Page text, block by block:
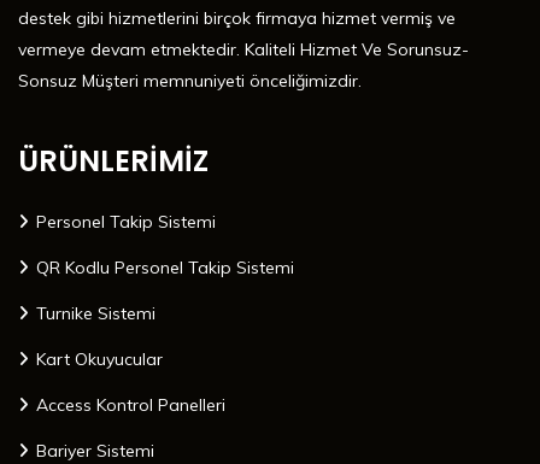
destek gibi hizmetlerini birçok firmaya hizmet vermiş ve
vermeye devam etmektedir. Kaliteli Hizmet Ve Sorunsuz-
Sonsuz Müşteri memnuniyeti önceliğimizdir.
ÜRÜNLERİMİZ
Personel Takip Sistemi
QR Kodlu Personel Takip Sistemi
Turnike Sistemi
Kart Okuyucular
Access Kontrol Panelleri
Bariyer Sistemi